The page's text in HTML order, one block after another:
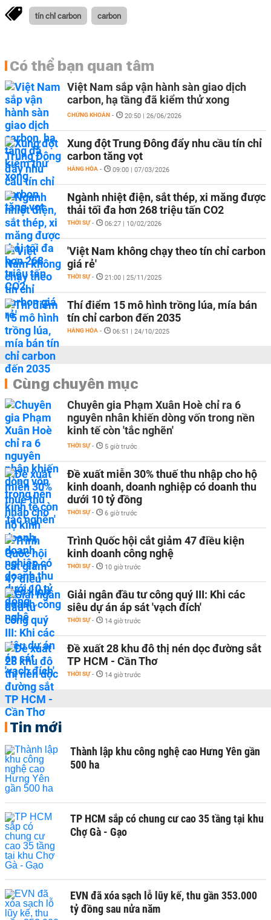
tín chỉ carbon carbon
Có thể bạn quan tâm
Việt Nam sắp vận hành sàn giao dịch
carbon, hạ tầng đã kiểm thử xong
CHỨNG KHOÁN - 20:50 | 26/06/2026
Xung đột Trung Đông đẩy nhu cầu tín chỉ
carbon tăng vọt
HÀNG HÓA - 09:00 | 07/03/2026
Ngành nhiệt điện, sắt thép, xi măng được
thải tối đa hơn 268 triệu tấn CO2
THỜI SỰ - 06:27 | 10/02/2026
'Việt Nam không chạy theo tín chỉ carbon
giá rẻ'
THỜI SỰ - 21:00 | 25/11/2025
Thí điểm 15 mô hình trồng lúa, mía bán
tín chỉ carbon đến 2035
HÀNG HÓA - 06:51 | 24/10/2025
Cùng chuyên mục
Chuyên gia Phạm Xuân Hoè chỉ ra 6
nguyên nhân khiến dòng vốn trong nền
kinh tế còn 'tắc nghẽn'
THỜI SỰ - 5 giờ trước
Đề xuất miễn 30% thuế thu nhập cho hộ
kinh doanh, doanh nghiệp có doanh thu
dưới 10 tỷ đồng
THỜI SỰ - 6 giờ trước
Trình Quốc hội cắt giảm 47 điều kiện
kinh doanh công nghệ
THỜI SỰ - 10 giờ trước
Giải ngân đầu tư công quý III: Khi các
siêu dự án áp sát 'vạch đích'
THỜI SỰ - 14 giờ trước
Đề xuất 28 khu đô thị nén dọc đường sắt
TP HCM - Cần Thơ
THỜI SỰ - 14 giờ trước
Tin mới
Thành lập khu công nghệ cao Hưng Yên gần
500 ha
TP HCM sắp có chung cư cao 35 tầng tại khu
Chợ Gà - Gạo
EVN đã xóa sạch lỗ lũy kế, thu gần 353.000
tỷ đồng sau nửa năm